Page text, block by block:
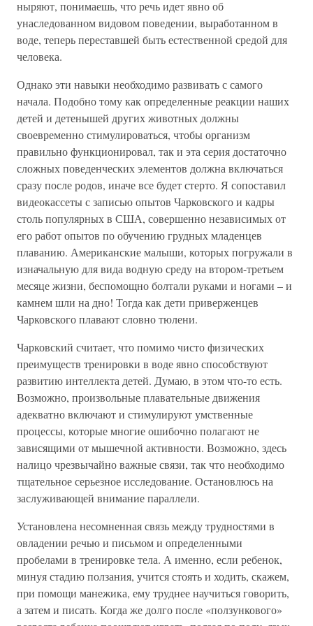
ныряют, понимаешь, что речь идет явно об
унаследованном видовом поведении, выработанном в
воде, теперь переставшей быть естественной средой для
человека.
Однако эти навыки необходимо развивать с самого
начала. Подобно тому как определенные реакции наших
детей и детенышей других животных должны
своевременно стимулироваться, чтобы организм
правильно функционировал, так и эта серия достаточно
сложных поведенческих элементов должна включаться
сразу после родов, иначе все будет стерто. Я сопоставил
видеокассеты с записью опытов Чарковского и кадры
столь популярных в США, совершенно независимых от
его работ опытов по обучению грудных младенцев
плаванию. Американские малыши, которых погружали в
изначальную для вида водную среду на втором-третьем
месяце жизни, беспомощно болтали руками и ногами – и
камнем шли на дно! Тогда как дети приверженцев
Чарковского плавают словно тюлени.
Чарковский считает, что помимо чисто физических
преимуществ тренировки в воде явно способствуют
развитию интеллекта детей. Думаю, в этом что-то есть.
Возможно, произвольные плавательные движения
адекватно включают и стимулируют умственные
процессы, которые многие ошибочно полагают не
зависящими от мышечной активности. Возможно, здесь
налицо чрезвычайно важные связи, так что необходимо
тщательное серьезное исследование. Остановлюсь на
заслуживающей внимание параллели.
Установлена несомненная связь между трудностями в
овладении речью и письмом и определенными
пробелами в тренировке тела. А именно, если ребенок,
минуя стадию ползания, учится стоять и ходить, скажем,
при помощи манежика, ему труднее научиться говорить,
а затем и писать. Когда же долго после «ползункового»